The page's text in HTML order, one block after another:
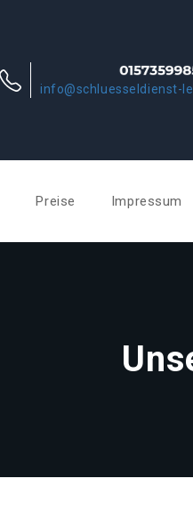
info@schluesseldienst-
Preise Impressum